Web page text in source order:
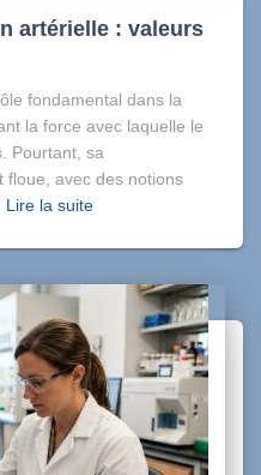
artérielle : valeurs
fondamental dans la
la force avec laquelle le
Pourtant, sa
floue, avec des notions
Lire la suite